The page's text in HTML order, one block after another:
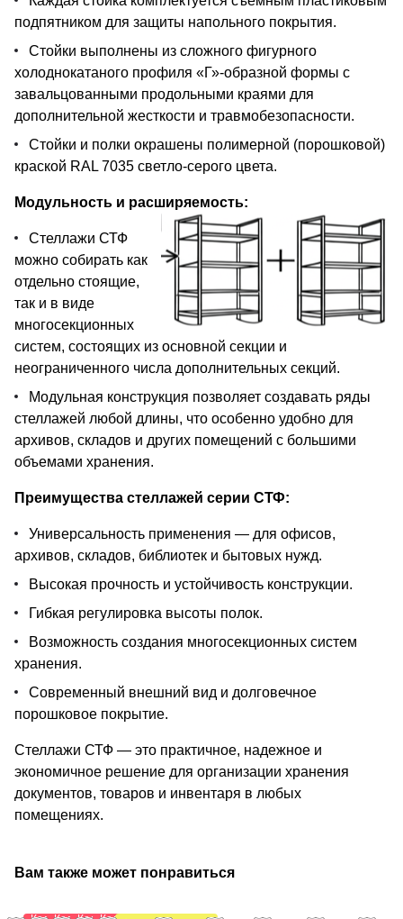
подпятником для защиты напольного покрытия.
Стойки выполнены из сложного фигурного
холоднокатаного профиля «Г»-образной формы с
завальцованными продольными краями для
дополнительной жесткости и травмобезопасности.
Стойки и полки окрашены полимерной (порошковой)
краской RAL 7035 светло-серого цвета.
Модульность и расширяемость:
Стеллажи СТФ
можно собирать как
отдельно стоящие,
так и в виде
многосекционных
систем, состоящих из основной секции и
неограниченного числа дополнительных секций.
Модульная конструкция позволяет создавать ряды
стеллажей любой длины, что особенно удобно для
архивов, складов и других помещений с большими
объемами хранения.
Преимущества стеллажей серии СТФ:
Универсальность применения — для офисов,
архивов, складов, библиотек и бытовых нужд.
Высокая прочность и устойчивость конструкции.
Гибкая регулировка высоты полок.
Возможность создания многосекционных систем
хранения.
Современный внешний вид и долговечное
порошковое покрытие.
Стеллажи СТФ — это практичное, надежное и
экономичное решение для организации хранения
документов, товаров и инвентаря в любых
помещениях.
Вам также может понравиться